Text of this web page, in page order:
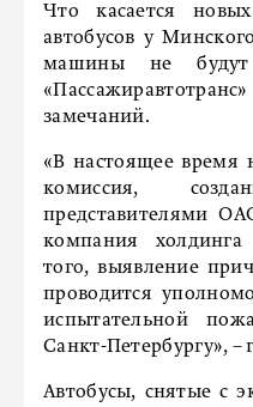
Что касается
автобусов у
машины не
замечаний.
«В настоящее время
комиссия,
представителями
компания
того, выявление
проводится
испытательной
Санкт-Петербургу», –
Автобусы, снятые с